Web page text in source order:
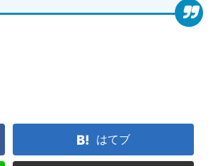
はてブ